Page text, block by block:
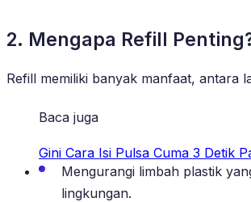
2. Mengapa Refill
Refill memiliki banyak manfaat, antara
Baca juga
Gini Cara Isi Pulsa Cuma 3 Detik
Mengurangi limbah plastik
lingkungan.